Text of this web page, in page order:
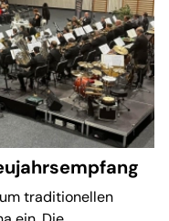
traditionellen